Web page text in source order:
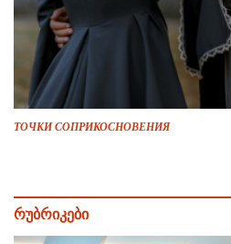
ТОЧКИ СОПРИКОСНОВЕНИЯ
რუბრიკები